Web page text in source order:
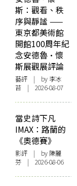
斯：觀看、秩
序與靜謐 ——
東京都美術館
開館100周年紀
念安德魯·懷
斯展觀展評論
藝評 | by 李冰
苔 | 2026-08-07
當史詩下凡
IMAX：路蘭的
《奧德賽》
影評 | by 陳麗
芬 | 2026-08-06